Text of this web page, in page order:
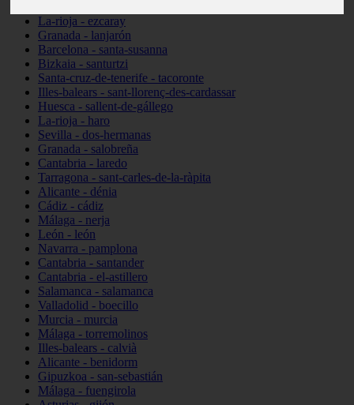
La-rioja - ezcaray
Granada - lanjarón
Barcelona - santa-susanna
Bizkaia - santurtzi
Santa-cruz-de-tenerife - tacoronte
Illes-balears - sant-llorenç-des-cardassar
Huesca - sallent-de-gállego
La-rioja - haro
Sevilla - dos-hermanas
Granada - salobreña
Cantabria - laredo
Tarragona - sant-carles-de-la-ràpita
Alicante - dénia
Cádiz - cádiz
Málaga - nerja
León - león
Navarra - pamplona
Cantabria - santander
Cantabria - el-astillero
Salamanca - salamanca
Valladolid - boecillo
Murcia - murcia
Málaga - torremolinos
Illes-balears - calvià
Alicante - benidorm
Gipuzkoa - san-sebastián
Málaga - fuengirola